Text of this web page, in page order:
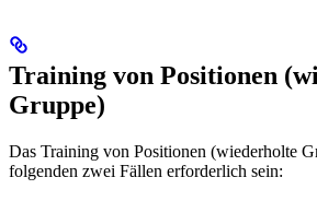
Training von Positionen
Gruppe)
Das Training von Positionen (wiederholte
folgenden zwei Fällen erforderlich sein: